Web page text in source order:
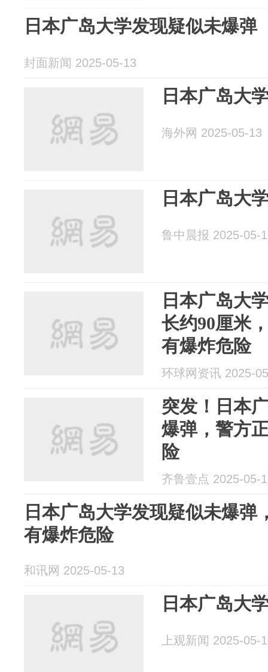
日本广岛大学发现疑似未爆弹
封面新闻 2025-05-13
日本广岛大
海外网 2025-05-13
日本广岛大
鲁中晨报 2025-05-
日本广岛大
长约90厘米
有爆炸危险
环球网资讯 2025-
突发！日本
爆弹，警方
险
齐鲁壹点 2025-05-
日本广岛大学发现疑似未爆弹
有爆炸危险
和讯网 2025-05-13
日本广岛大
上观新闻 2025-05-